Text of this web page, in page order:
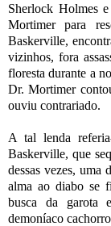
Sherlock Holmes
Mortimer para
Baskerville,
vizinhos, fora
floresta durante a
Dr. Mortimer
ouviu contrariado.
A tal lenda
Baskerville, que
dessas vezes, uma
alma ao diabo se
busca da garota
demoníaco